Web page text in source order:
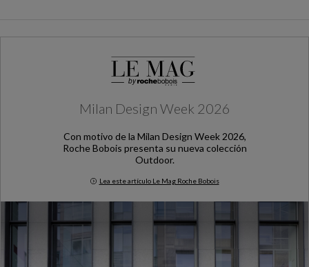
Milan Design Week 2026
Con motivo de la Milan Design Week 2026,
Roche Bobois presenta su nueva colección
Outdoor.
Lea este artículo Le Mag Roche Bobois
Milan Design Week 2026